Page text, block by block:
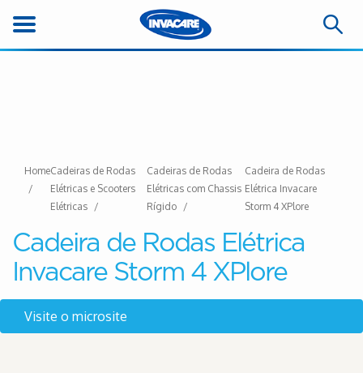
HomeCadeiras de Rodas
Elétricas e Scooters
Elétricas
Cadeiras de Rodas
Elétricas com Chassis
Rígido
Cadeira de Rodas
Elétrica Invacare
Storm 4 XPlore
Cadeira de Rodas Elétrica
Invacare Storm 4 XPlore
Visite o microsite